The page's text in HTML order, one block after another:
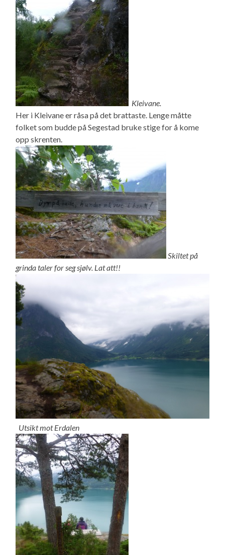
Kleivane.
Her i Kleivane er råsa på det brattaste. Lenge måtte
folket som budde på Segestad bruke stige for å kome
opp skrenten.
Skiltet på
grinda taler for seg sjølv. Lat att!!
Utsikt mot Erdalen